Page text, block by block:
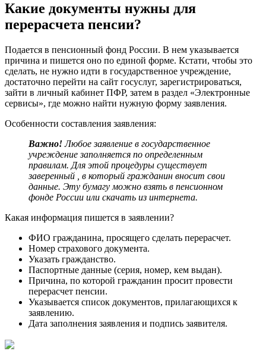
Какие документы нужны для
перерасчета пенсии?
Подается в пенсионный фонд России. В нем указывается
причина и пишется оно по единой форме. Кстати, чтобы это
сделать, не нужно идти в государственное учреждение,
достаточно перейти на сайт госуслуг, зарегистрироваться,
зайти в личный кабинет ПФР, затем в раздел «Электронные
сервисы», где можно найти нужную форму заявления.
Особенности составления заявления:
Важно!Любое заявление в государственное
учреждение заполняется по определенным
правилам. Для этой процедуры существует
заверенный , в который гражданин вносит свои
данные. Эту бумагу можно взять в пенсионном
фонде России или скачать из интернета.
Какая информация пишется в заявлении?
ФИО гражданина, просящего сделать перерасчет.
Номер страхового документа.
Указать гражданство.
Паспортные данные (серия, номер, кем выдан).
Причина, по которой гражданин просит провести
перерасчет пенсии.
Указывается список документов, прилагающихся к
заявлению.
Дата заполнения заявления и подпись заявителя.